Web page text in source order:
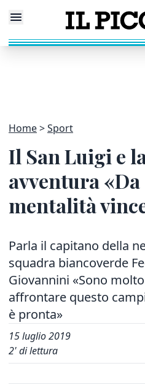
Home Sport
Il San Luigi e
avventura
mentalità
Parla il capitano della
squadra biancoverde
Giovannini «Sono
affrontare questo
è pronta»
15 luglio 2019
2' di lettura